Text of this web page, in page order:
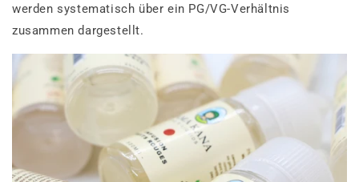
werden systematisch über ein PG/VG-Verhältnis
zusammen dargestellt.